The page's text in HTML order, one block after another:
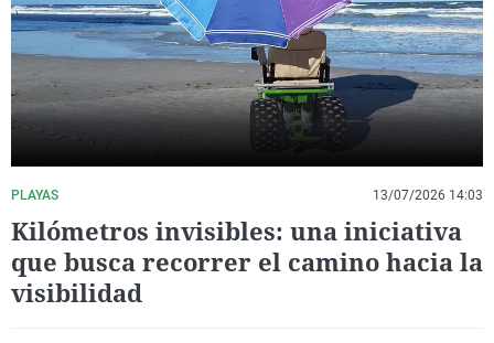
La rosa de los vientos
Gente viajera
Como el perro y el
Caso
Retornados
Equipo de
Operación Viuda
Extremadura
Galicia
La Rioja
Navarra
País Vasco
Virales
Televisión
Elecciones
PLAYAS 13/07/2026 14:03
Kilómetros invisibles: una iniciativa
que busca recorrer el camino hacia la
visibilidad